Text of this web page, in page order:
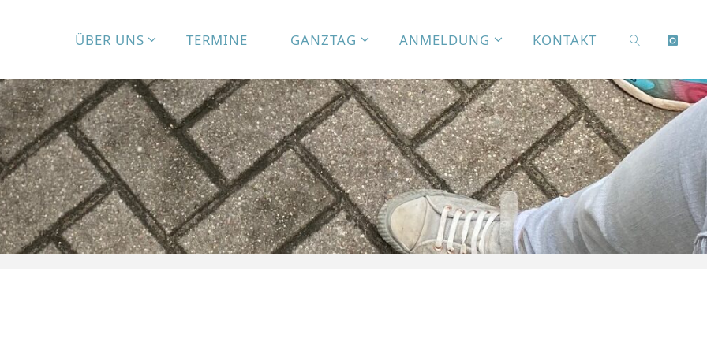
ÜBER UNS TERMINE GANZTAG ANMELDUNG KONTAKT
SEARCH